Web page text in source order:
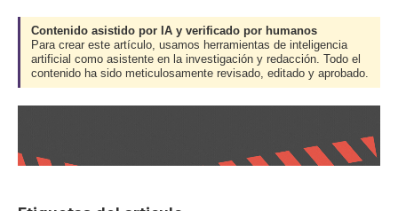
Contenido asistido por IA y verificado por humanos
Para crear este artículo, usamos herramientas de inteligencia
artificial como asistente en la investigación y redacción. Todo el
contenido ha sido meticulosamente revisado, editado y aprobado.